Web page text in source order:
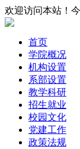
欢迎访问本站！
首页
学院概况
机构设置
系部设置
教学科研
招生就业
校园文化
党建工作
政策法规